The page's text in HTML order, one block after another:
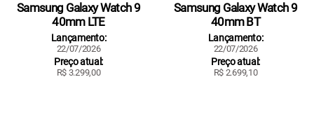
Samsung Galaxy Watch 9
40mm LTE
Lançamento:
22/07/2026
Preço atual:
R$ 3.299,00
Samsung Galaxy Watch 9
40mm BT
Lançamento:
22/07/2026
Preço atual:
R$ 2.699,10